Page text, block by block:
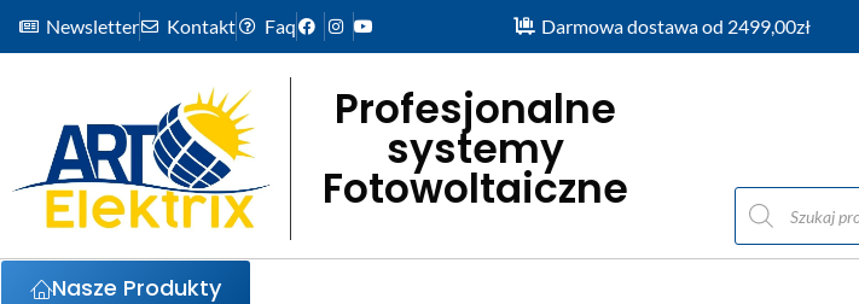
Newsletter Kontakt Faq Darmowa dostawa od 2499,00zł
Profesjonalne
systemy
Fotowoltaiczne
Nasze Produkty